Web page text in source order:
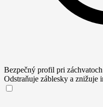
Bezpečný profil pri záchvatoch
Odstraňuje záblesky a znižuje